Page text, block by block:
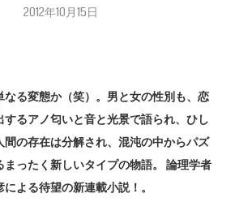
2012年10月15日
る変態か（笑）。男と女の性別も、恋
るアノ匂いと音と光景で語られ、ひし
の存在は分解され、混沌の中からパズ
ったく新しいタイプの物語。 論理学者
よる待望の新連載小説！。